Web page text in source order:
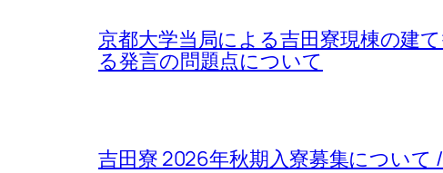
京都大学当局による吉田寮現棟の建
る発言の問題点について
吉田寮 2026年秋期入寮募集につい